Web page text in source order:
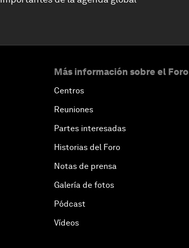
Más información sobre el Foro
Centros
Reuniones
Partes interesadas
Historias del Foro
Notas de prensa
Galería de fotos
Pódcast
Vídeos